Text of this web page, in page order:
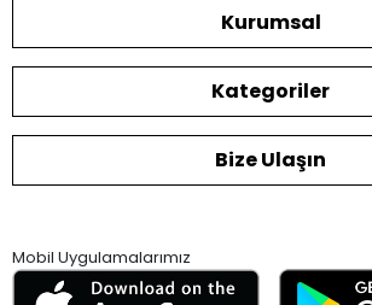
Kurumsal
Kategoriler
Bize Ulaşın
Mobil Uygulamalarımız